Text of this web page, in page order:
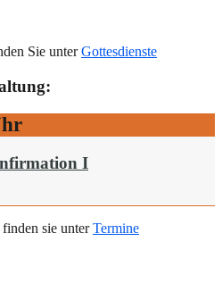
Sie unterGottesdienste
I
sie unterTermine